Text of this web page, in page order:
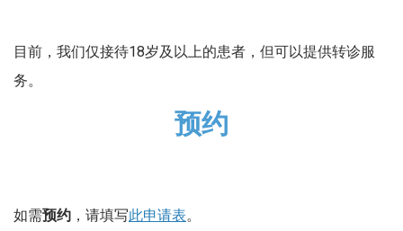
目前，我们仅接待18岁及以上的患者，但可以提供转诊服
务。
预约
如需预约 ，请填写此申请表。